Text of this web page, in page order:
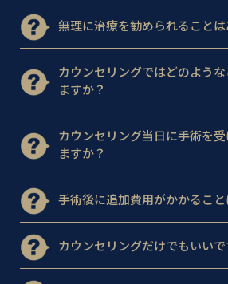
無理に治療を勧められることは
カウンセリングではどのよう
ますか？
カウンセリング当日に手術を
ますか？
手術後に追加費用がかかること
カウンセリングだけでもいいで